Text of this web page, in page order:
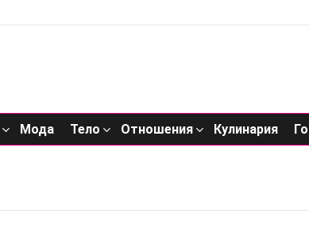
Мода Тело Отношения Кулинария